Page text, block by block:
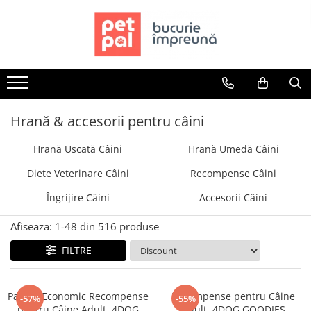
Câini
Hrană Uscată Câini
Câine Junior
Câine Senior
Hrană Umedă Câini
Câine Junior
Câine Adult
Diete Veterinare Câini
Umedă
Recompense Câini
Biscuiți
Hrană & accesorii pentru câini
Hrană Uscată Câini
Hrană Umedă Câini
Diete Veterinare Câini
Recompense Câini
Îngrijire Câini
Accesorii Câini
Afiseaza: 1-48 din 516 produse
FILTRE
-57%
Pachet Economic Recompense
-55%
Recompense pentru Câine